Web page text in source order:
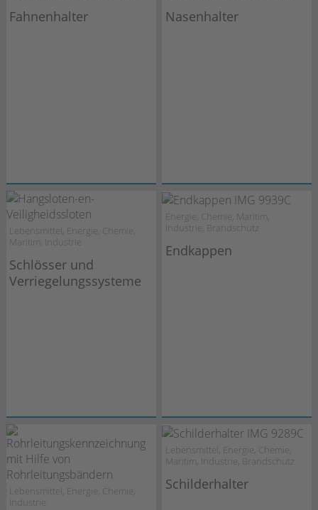
Fahnenhalter Nasenhalter
Lebensmittel, Energie, Chemie,
Maritim, Industrie
Schlösser und
Verriegelungssysteme
Energie, Chemie, Maritim,
Industrie, Brandschutz
Endkappen
Lebensmittel, Energie, Chemie,
Industrie
Lebensmittel, Energie, Chemie,
Maritim, Industrie, Brandschutz
Schilderhalter